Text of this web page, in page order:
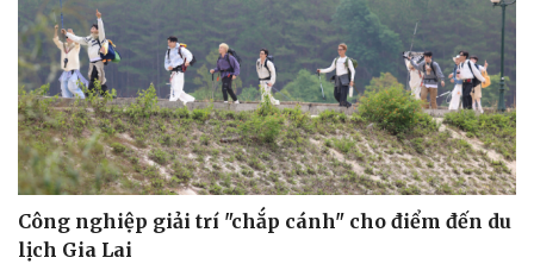
Công nghiệp giải trí "chắp cánh" cho điểm đến du
lịch Gia Lai